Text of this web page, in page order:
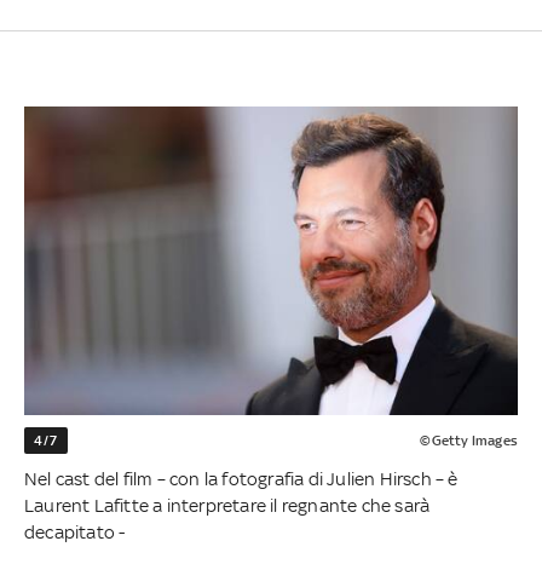
4/7 ©Getty Images
Nel cast del film – con la fotografia di Julien Hirsch – è
Laurent Lafitte a interpretare il regnante che sarà
decapitato -